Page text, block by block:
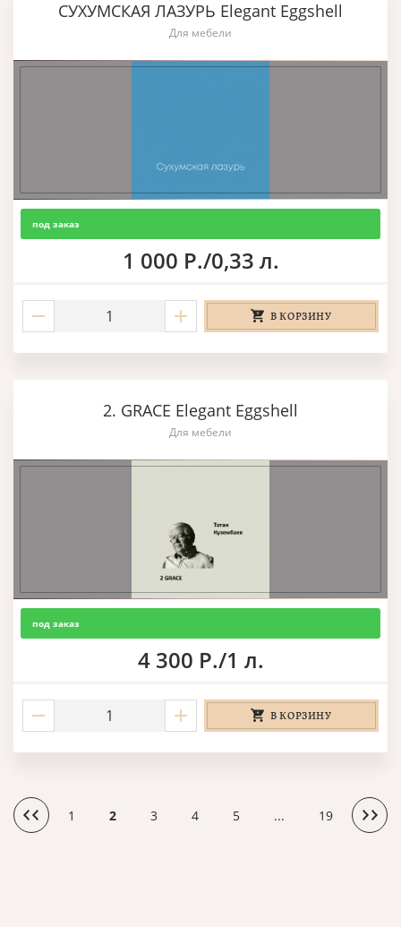
СУХУМСКАЯ ЛАЗУРЬ Elegant Eggshell
Для мебели
под заказ
1 000 Р./0,33 л.
В КОРЗИНУ
2. GRACE Elegant Eggshell
Для мебели
под заказ
4 300 Р./1 л.
В КОРЗИНУ
1 2 3 4 5 ... 19